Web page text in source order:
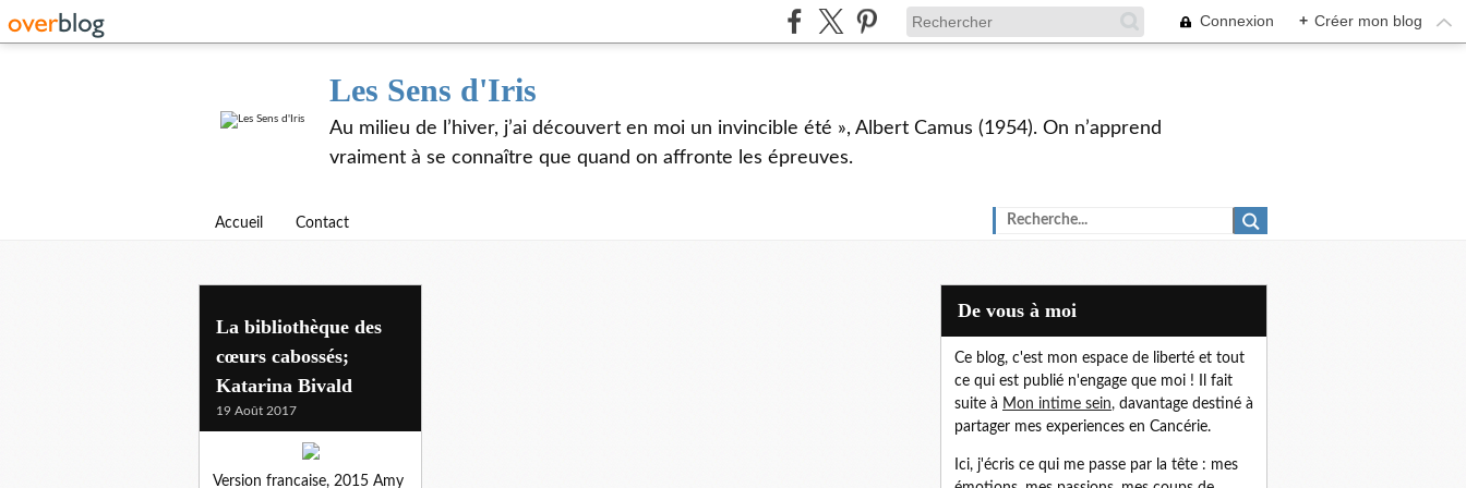
Connexion + Créer mon blog
Les Sens d'Iris
Au milieu de l’hiver, j’ai découvert en moi un invincible été », Albert Camus (1954). On n’apprend
vraiment à se connaître que quand on affronte les épreuves.
Accueil Contact
La bibliothèque des
cœurs cabossés;
Katarina Bivald
19 Août 2017
Version francaise, 2015 Amy
De vous à moi
Ce blog, c'est mon espace de liberté et tout
ce qui est publié n'engage que moi ! Il fait
suite à Mon intime sein, davantage destiné à
partager mes experiences en Cancérie.
Ici, j'écris ce qui me passe par la tête : mes